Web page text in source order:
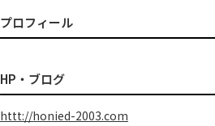
プロフィール
HP・ブログ
httt://honied-2003.com